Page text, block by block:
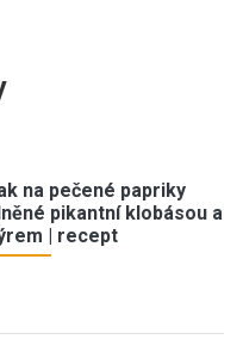
na pečené papriky
pikantní klobásou a
| recept